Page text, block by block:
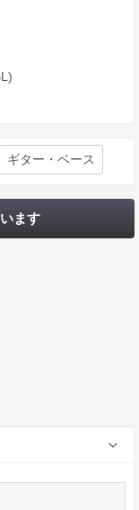
ギター・ベース
ます